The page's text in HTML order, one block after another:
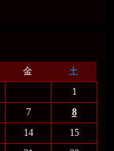
金
土
1
7
8
14
15